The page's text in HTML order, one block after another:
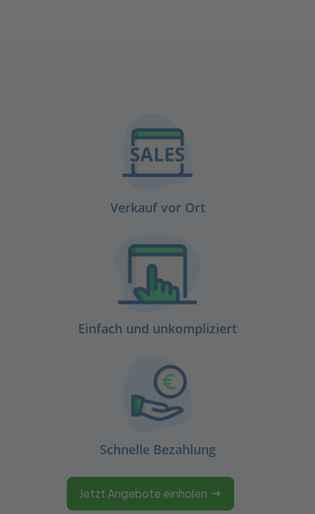
Verkauf vor Ort
Einfach und unkompliziert
Schnelle Bezahlung
Jetzt Angebote einholen